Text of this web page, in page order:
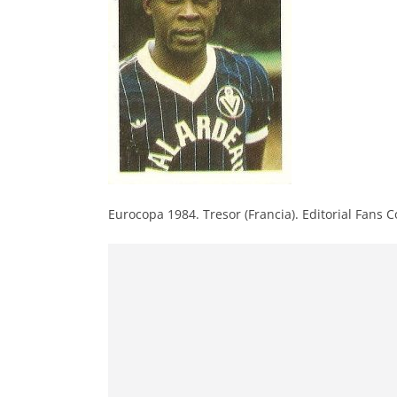
Eurocopa 1984. Tresor (Francia). Editorial Fans